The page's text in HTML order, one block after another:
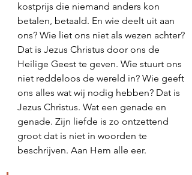
kostprijs die niemand anders kon
betalen, betaald. En wie deelt uit aan
ons? Wie liet ons niet als wezen achter?
Dat is Jezus Christus door ons de
Heilige Geest te geven. Wie stuurt ons
niet reddeloos de wereld in? Wie geeft
ons alles wat wij nodig hebben? Dat is
Jezus Christus. Wat een genade en
genade. Zijn liefde is zo ontzettend
groot dat is niet in woorden te
beschrijven. Aan Hem alle eer.